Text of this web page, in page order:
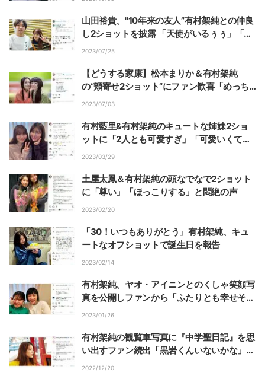
山田裕貴、"10年来の友人”有村架純との仲良
し2ショットを披露 「天使がいるぅぅ」「絵
になる可愛い」とファン歓喜
2023/07/25
【どうする家康】松本まりか＆有村架純
の“頬寄せ2ショット”にファン歓喜「めっち
ゃおキレイ」「眼福」
2023/07/03
有村藍里&有村架純のキュートな姉妹2ショ
ットに「2人とも可愛すぎ」「可愛いくて仲
良くて大好き」の声
2023/03/29
土屋太鳳＆有村架純の頭なでなで2ショット
に「尊い」「ほっこりする」と悶絶の声
2023/02/20
「30！いつもありがとう」有村架純、キュ
ートなオフショットで誕生日を報告
2023/02/14
有村架純、ヤオ・アイニンとのくしゃ笑顔写
真を公開しファンから「ふたりとも幸せそう
でかわいい」と絶賛の声
2023/01/26
有村架純の観覧車写真に『中学聖日記』を思
い出すファン続出「黒岩くんいないかな」「
聖ちゃんと晶にまた逢いたい」
2022/12/20